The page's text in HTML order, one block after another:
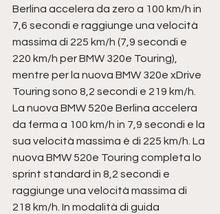
Berlina accelera da zero a 100 km/h in
7,6 secondi e raggiunge una velocità
massima di 225 km/h (7,9 secondi e
220 km/h per BMW 320e Touring),
mentre per la nuova BMW 320e xDrive
Touring sono 8,2 secondi e 219 km/h.
La nuova BMW 520e Berlina accelera
da ferma a 100 km/h in 7,9 secondi e la
sua velocità massima è di 225 km/h. La
nuova BMW 520e Touring completa lo
sprint standard in 8,2 secondi e
raggiunge una velocità massima di
218 km/h. In modalità di guida